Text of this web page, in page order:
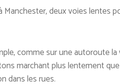
Manchester, deux voies lentes
comme sur une autoroute
marchant plus lentement
dans les rues.